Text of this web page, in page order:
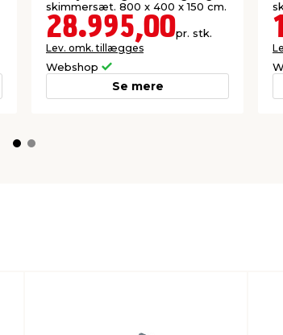
skimmersæt. 800 x 400 x 150 cm.
28.995,00pr. stk.
Lev. omk. tillægges
Webshop
Se mere